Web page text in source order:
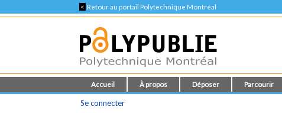
< Retour au portail Polytechnique Montréal
Accueil À propos Déposer Parcourir
Se connecter